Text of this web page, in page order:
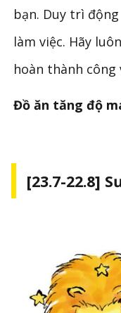
bạn. Duy trì
làm việc. Hãy
hoàn thành công
Đồ ăn tăng độ
[23.7-22.8]